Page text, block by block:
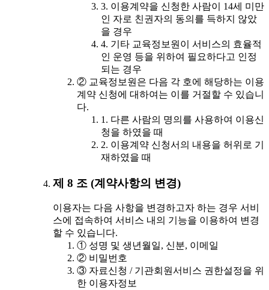
3. 이용계약을 신청한 사람이 14세 미만
인 자로 친권자의 동의를 득하지 않았
을 경우
4. 기타 교육정보원이 서비스의 효율적
인 운영 등을 위하여 필요하다고 인정
되는 경우
② 교육정보원은 다음 각 호에 해당하는 이용
계약 신청에 대하여는 이를 거절할 수 있습니
다.
1. 다른 사람의 명의를 사용하여 이용신
청을 하였을 때
2. 이용계약 신청서의 내용을 허위로 기
재하였을 때
제 8 조 (계약사항의 변경)
이용자는 다음 사항을 변경하고자 하는 경우 서비
스에 접속하여 서비스 내의 기능을 이용하여 변경
할 수 있습니다.
① 성명 및 생년월일, 신분, 이메일
② 비밀번호
③ 자료신청 / 기관회원서비스 권한설정을 위
한 이용자정보